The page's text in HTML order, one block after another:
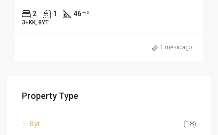
2 1 46m²
3+KK, BYT
1 měsíc ago
Property Type
Byt
(18)